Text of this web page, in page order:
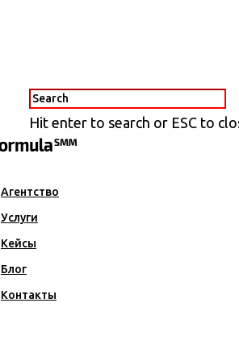
Hit enter to search or ESC to
Агентство
Услуги
Кейсы
Блог
Контакты